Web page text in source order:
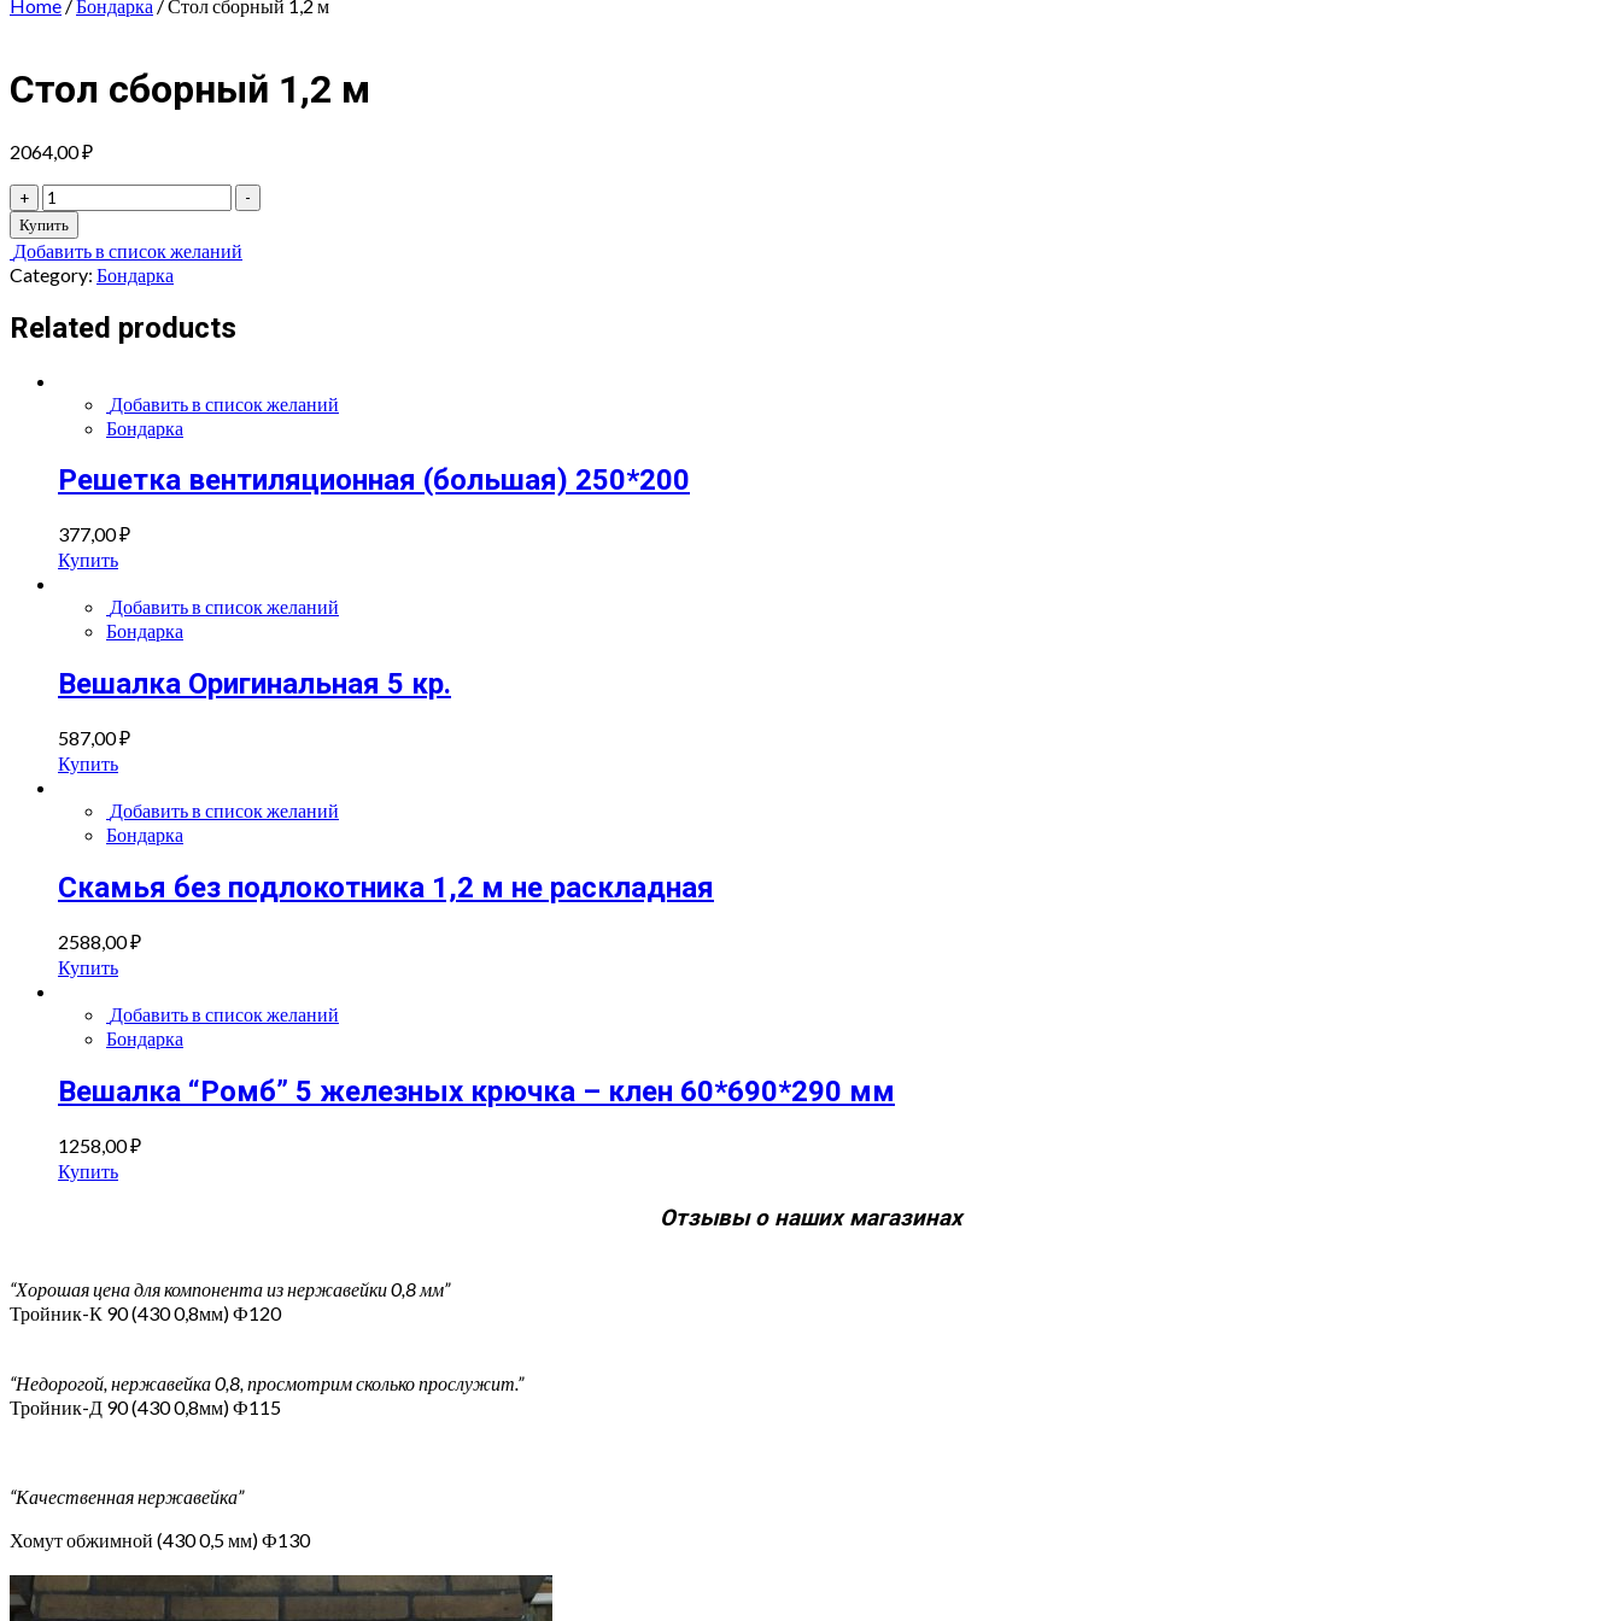
Home /Бондарка / Стол сборный 1,2 м
Стол сборный 1,2 м
2064,00₽
+
Стол
сборный
1,2
м
quantity
-
Купить
Добавить в список желаний
Category: Бондарка
Related products
Добавить в список желаний
Бондарка
Решетка вентиляционная (большая) 250*200
377,00₽
Купить
Добавить в список желаний
Бондарка
Вешалка Оригинальная 5 кр.
587,00₽
Купить
Добавить в список желаний
Бондарка
Скамья без подлокотника 1,2 м не раскладная
2588,00₽
Купить
Добавить в список желаний
Бондарка
Вешалка “Ромб” 5 железных крючка – клен 60*690*290 мм
1258,00₽
Купить
Отзывы о наших магазинах
“Хорошая цена для компонента из нержавейки 0,8 мм”
Тройник-К 90 (430 0,8мм) Ф120
“Недорогой, нержавейка 0,8, просмотрим сколько прослужит.”
Тройник-Д 90 (430 0,8мм) Ф115
“Качественная нержавейка”
Хомут обжимной (430 0,5 мм) Ф130